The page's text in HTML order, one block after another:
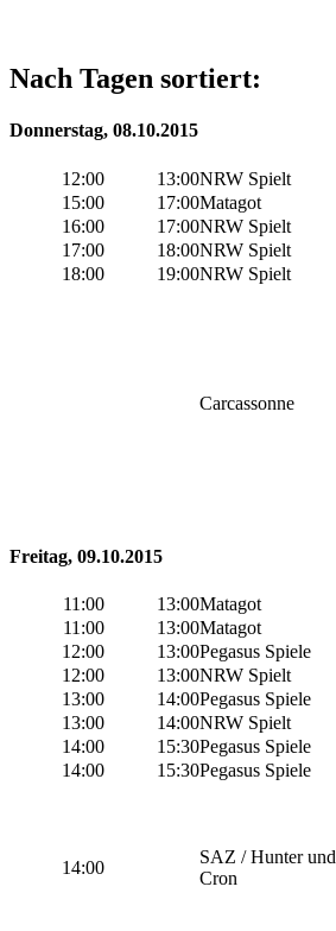
Nach Tagen sortiert:
Donnerstag, 08.10.2015
12:00 13:00NRW Spielt
15:00
17:00Matagot
16:00
17:00NRW Spielt
17:00
18:00NRW Spielt
18:00
19:00NRW Spielt
Carcassonne
Freitag, 09.10.2015
11:00 13:00Matagot
11:00
13:00Matagot
12:00
13:00Pegasus Spiele
12:00
13:00NRW Spielt
13:00
14:00Pegasus Spiele
13:00
14:00NRW Spielt
14:00
15:30Pegasus Spiele
14:00
15:30Pegasus Spiele
14:00
SAZ / Hunter und
Cron